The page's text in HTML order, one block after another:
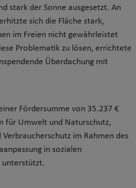
stark der Sonne ausgesetzt. An
sich die Fläche stark,
im Freien nicht gewährleistet
Problematik zu lösen, errichtete
Überdachung mit
Fördersumme von 35.237 €
für Umwelt und Naturschutz,
im Rahmen des
in sozialen
unterstützt.